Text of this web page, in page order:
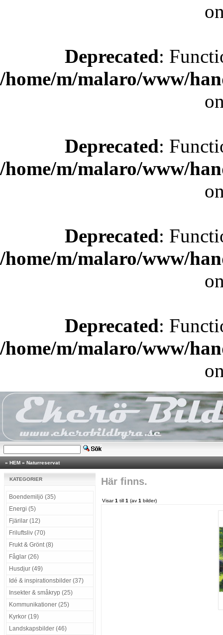
Deprecated:
/home/m/malaro/www/
Deprecated:
/home/m/malaro/www/
Deprecated:
/home/m/malaro/www/
Deprecated:
/home/m/malaro/www/
» HEM » Naturreservat
KATEGORIER
Boendemiljö (35)
Energi (5)
Fjärilar (12)
Friluftsliv (70)
Frukt & Grönt (8)
Fåglar (26)
Husdjur (49)
Idé & inspirationsbilder (37)
Insekter & småkryp (25)
Kommunikationer (25)
Kyrkor (19)
Landskapsbilder (46)
Här finns.
Visar1 till 1 (av 1 bilder)